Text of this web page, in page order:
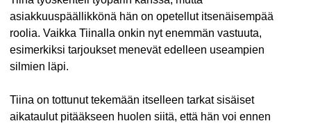
asiakkuuspäällikkönä hän on opetellut itsenäisempää
roolia. Vaikka Tiinalla onkin nyt enemmän vastuuta,
esimerkiksi tarjoukset menevät edelleen useampien
silmien läpi.
Tiina on tottunut tekemään itselleen tarkat sisäiset
aikataulut pitääkseen huolen siitä, että hän voi ennen